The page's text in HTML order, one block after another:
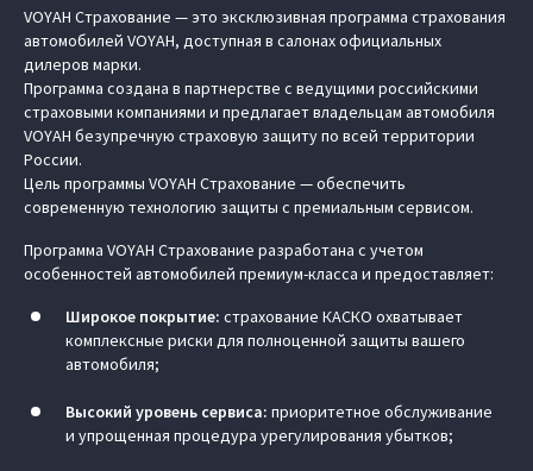
VOYAH Страхование — это эксклюзивная программа страхования
автомобилей VOYAH, доступная в салонах официальных
дилеров марки.
Программа создана в партнерстве с ведущими российскими
страховыми компаниями и предлагает владельцам автомобиля
VOYAH безупречную страховую защиту по всей территории
России.
Цель программы VOYAH Страхование — обеспечить
современную технологию защиты с премиальным сервисом.
Программа VOYAH Страхование разработана с учетом
особенностей автомобилей премиум-класса и предоставляет:
Широкое покрытие: страхование КАСКО охватывает
комплексные риски для полноценной защиты вашего
автомобиля;
Высокий уровень сервиса: приоритетное обслуживание
и упрощенная процедура урегулирования убытков;